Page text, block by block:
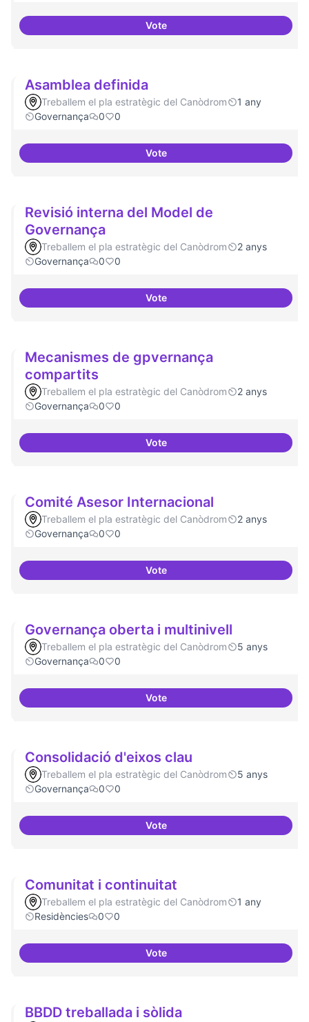
VoteActividades vinculadas a la
Asamblea definida
Treballem el pla estratègic del Canòdrom
1 any
Governança
0 0
VoteAsamblea definida
Revisió interna del Model de
Governança
Treballem el pla estratègic del Canòdrom
2 anys
Governança
0 0
VoteRevisió interna del Model de
Mecanismes de gpvernança
compartits
Treballem el pla estratègic del Canòdrom
2 anys
Governança
0 0
VoteMecanismes de gpvernança
Comité Asesor Internacional
Treballem el pla estratègic del Canòdrom
2 anys
Governança
0 0
VoteComité Asesor Internacional
Governança oberta i multinivell
Treballem el pla estratègic del Canòdrom
5 anys
Governança
0 0
VoteGovernança oberta i multinivell
Consolidació d'eixos clau
Treballem el pla estratègic del Canòdrom
5 anys
Governança
0 0
VoteConsolidació d'eixos clau
Comunitat i continuitat
Treballem el pla estratègic del Canòdrom
1 any
Residències
0 0
VoteComunitat i continuitat
BBDD treballada i sòlida